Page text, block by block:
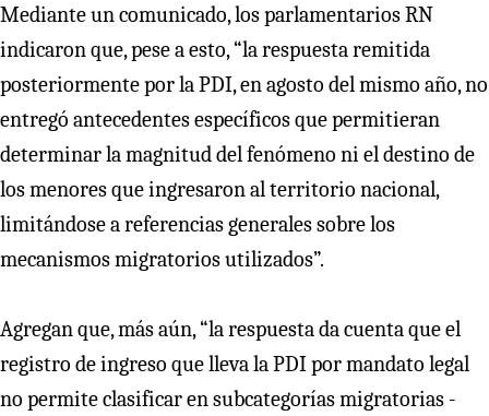
Mediante un comunicado, los parlamentarios RN
indicaron que, pese a esto, “la respuesta remitida
posteriormente por la PDI, en agosto del mismo año, no
entregó antecedentes específicos que permitieran
determinar la magnitud del fenómeno ni el destino de
los menores que ingresaron al territorio nacional,
limitándose a referencias generales sobre los
mecanismos migratorios utilizados”.
Agregan que, más aún, “la respuesta da cuenta que el
registro de ingreso que lleva la PDI por mandato legal
no permite clasificar en subcategorías migratorias -